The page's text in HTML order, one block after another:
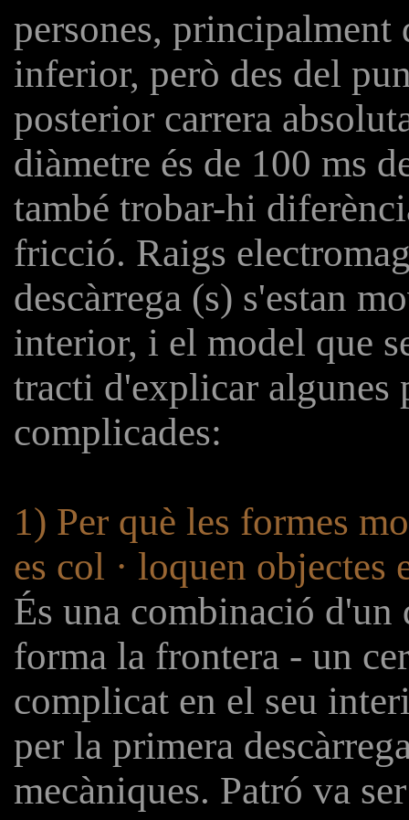
persones,
inferior, però des del
posterior carrera
diàmetre és de 100 ms
també trobar-hi
fricció. Raigs
descàrrega (s) s'estan
interior, i el model que
tracti d'explicar algunes
complicades:
1) Per què les formes
es col · loquen objectes
És una combinació d'un
forma la frontera - un
complicat en el seu
per la primera
mecàniques. Patró va